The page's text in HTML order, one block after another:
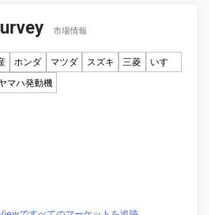
市場情報
ホンダ マツダ スズキ 三菱
いすゞ
マハ発動機